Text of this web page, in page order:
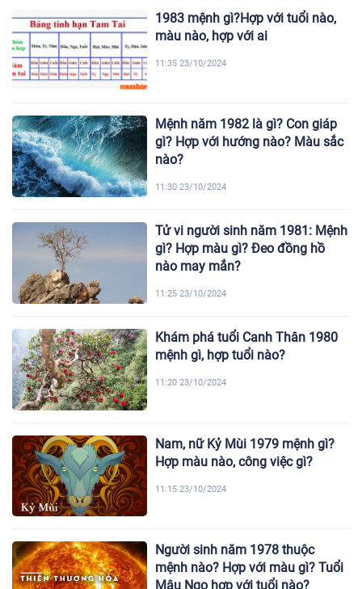
1983 mệnh gì?Hợp với tuổi nào,
màu nào, hợp với ai
11:35 23/10/2024
Mệnh năm 1982 là gì? Con giáp
gì? Hợp với hướng nào? Màu sắc
nào?
11:30 23/10/2024
Tử vi người sinh năm 1981: Mệnh
gì? Hợp màu gì? Đeo đồng hồ
nào may mắn?
11:25 23/10/2024
Khám phá tuổi Canh Thân 1980
mệnh gì, hợp tuổi nào?
11:20 23/10/2024
Nam, nữ Kỷ Mùi 1979 mệnh gì?
Hợp màu nào, công việc gì?
11:15 23/10/2024
Người sinh năm 1978 thuộc
mệnh nào? Hợp với màu gì? Tuổi
Mậu Ngọ hợp với tuổi nào?